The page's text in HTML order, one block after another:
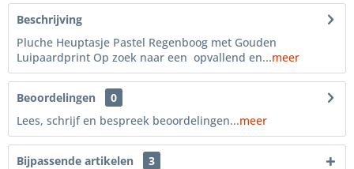
Beschrijving
Pluche Heuptasje Pastel Regenboog met Gouden
Luipaardprint Op zoek naar een opvallend en...meer
Beoordelingen
0
Lees, schrijf en bespreek beoordelingen...meer
Bijpassende artikelen 3